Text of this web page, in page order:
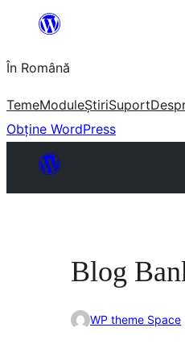
conținut
În Română
TemeModuleȘtiriSuport
Obține WordPress
Blog
WP theme Space